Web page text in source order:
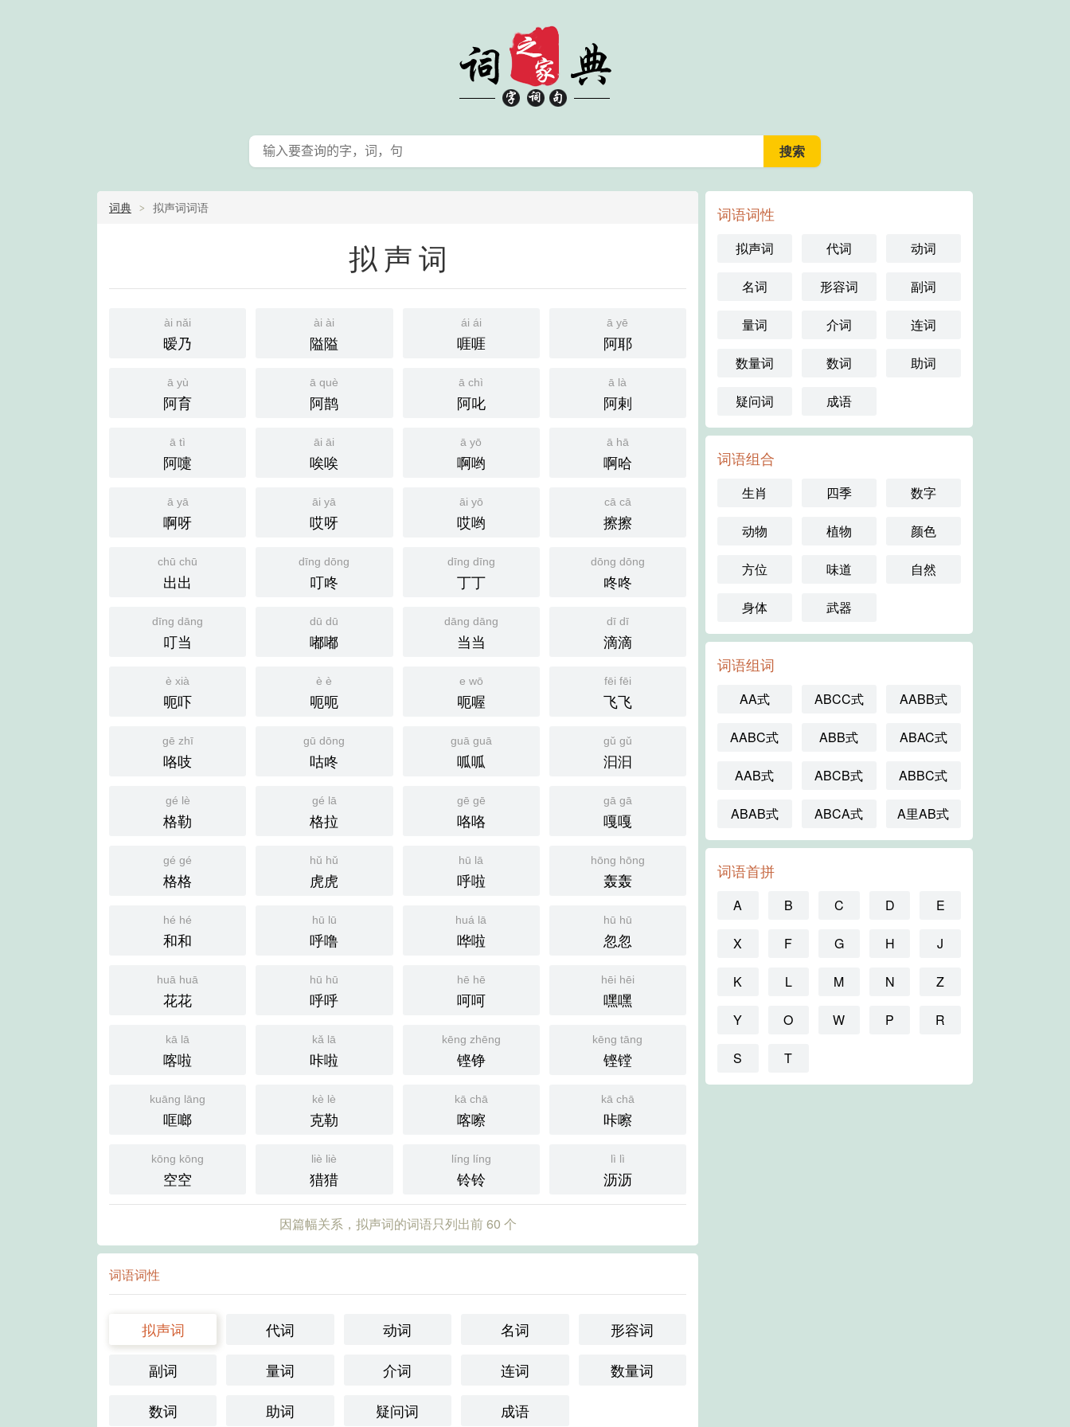
词典 拟声词词语
拟声词
ài nǎi
暧乃
ài ài
隘隘
ái ái
啀啀
ā yē
阿耶
ā yù
阿育
ā què
阿鹊
ā chì
阿叱
ā là
阿剌
ā tì
阿嚏
āi āi
唉唉
ā yō
啊哟
ā hā
啊哈
ā yā
啊呀
āi yā
哎呀
āi yō
哎哟
cā cā
擦擦
chū chū
出出
dīng dōng
叮咚
dīng dīng
丁丁
dōng dōng
咚咚
dīng dāng
叮当
dū dū
嘟嘟
dāng dāng
当当
dī dī
滴滴
è xià
呃吓
è è
呃呃
e wō
呃喔
fēi fēi
飞飞
gē zhī
咯吱
gū dōng
咕咚
guā guā
呱呱
gǔ gǔ
汩汩
gé lè
格勒
gé lā
格拉
gē gē
咯咯
gā gā
嘎嘎
gé gé
格格
hǔ hǔ
虎虎
hū lā
呼啦
hōng hōng
轰轰
hé hé
和和
hū lū
呼噜
huá lā
哗啦
hū hū
忽忽
huā huā
花花
hū hū
呼呼
hē hē
呵呵
hēi hēi
嘿嘿
kā lā
喀啦
kǎ lā
咔啦
kēng zhēng
铿铮
kēng tāng
铿镗
kuāng lāng
哐啷
kè lè
克勒
kā chā
喀嚓
kā chā
咔嚓
kōng kōng
空空
liè liè
猎猎
líng líng
铃铃
lì lì
沥沥
因篇幅关系，拟声词的词语只列出前 60 个
词语词性
拟声词 代词 动词 名词
形容词
副词
量词 介词 连词
数量词
数词
助词 疑问词 成语
词语词性
拟声词 代词 动词
名词 形容词 副词
量词 介词 连词
数量词 数词 助词
疑问词 成语
词语组合
生肖 四季 数字
动物 植物 颜色
方位 味道 自然
身体 武器
词语组词
AA式 ABCC式 AABB式
AABC式 ABB式 ABAC式
AAB式 ABCB式 ABBC式
ABAB式 ABCA式 A里AB式
词语首拼
A B C D E
X F G H J
K L M N Z
Y O W P R
S T